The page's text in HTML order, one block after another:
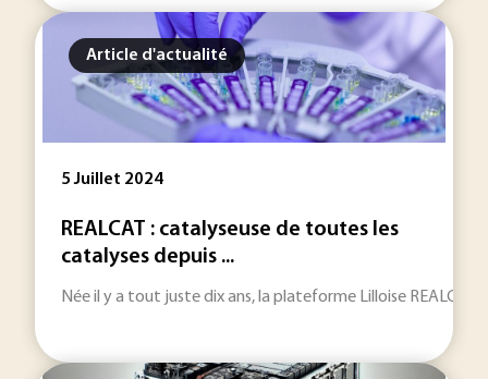
Article d'actualité
5 Juillet 2024
REALCAT : catalyseuse de toutes les
catalyses depuis ...
Née il y a tout juste dix ans, la plateforme Lilloise